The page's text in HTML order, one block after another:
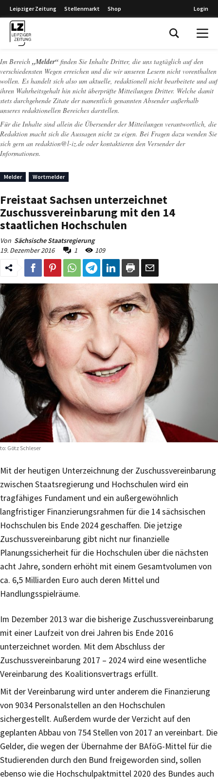
Leipziger Zeitung Stellenmarkt Shop Login
Im Bereich „Melder“ finden Sie Inhalte Dritter, die uns tagtäglich auf den
verschiedensten Wegen erreichen und die wir unseren Lesern nicht vorenthalten
wollen. Es handelt sich also um aktuelle, redaktionell nicht bearbeitete und auf
ihren Wahrheitsgehalt hin nicht überprüfte Mitteilungen Dritter. Welche damit
stets durchgehende Zitate der namentlich genannten Absender außerhalb
unseres redaktionellen Bereiches darstellen.
Für die Inhalte sind allein die Übersender der Mitteilungen verantwortlich, die
Redaktion macht sich die Aussagen nicht zu eigen. Bei Fragen dazu wenden Sie
sich gern an redaktion@l-iz.de oder kontaktieren den Versender der
Informationen.
Melder Wortmelder
Freistaat Sachsen unterzeichnet
Zuschussvereinbarung mit den 14
staatlichen Hochschulen
Von Sächsische Staatsregierung
19. Dezember 2016
1 109
Götz Schleser
Mit der heutigen Unterzeichnung der Zuschussvereinbarung
zwischen Staatsregierung und Hochschulen wird ein
tragfähiges Fundament und ein außergewöhnlich
langfristiger Finanzierungsrahmen für die 14 sächsischen
Hochschulen bis Ende 2024 geschaffen. Die jetzige
Zuschussvereinbarung gibt nicht nur finanzielle
Planungssicherheit für die Hochschulen über die nächsten
acht Jahre, sondern erhöht mit einem Gesamtvolumen von
ca. 6,5 Milliarden Euro auch deren Mittel und
Handlungsspielräume.
Im Dezember 2013 war die bisherige Zuschussvereinbarung
mit einer Laufzeit von drei Jahren bis Ende 2016
unterzeichnet worden. Mit dem Abschluss der
Zuschussvereinbarung 2017 – 2024 wird eine wesentliche
Vereinbarung des Koalitionsvertrags erfüllt.
Mit der Vereinbarung wird unter anderem die Finanzierung
von 9034 Personalstellen an den Hochschulen
sichergestellt. Außerdem wurde der Verzicht auf den
geplanten Abbau von 754 Stellen von 2017 an vereinbart. Die
Gelder, die wegen der Übernahme der BAföG-Mittel für die
Studierenden durch den Bund freigeworden sind, sollen
ebenso wie die Hochschulpaktmittel 2020 des Bundes auch